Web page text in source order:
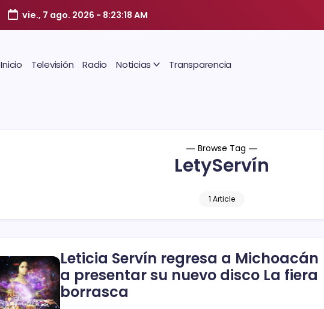
vie., 7 ago. 2026 - 8:23:18 AM
Inicio Televisión Radio Noticias Transparencia
Browse Tag
LetyServín
1 Article
Leticia Servín regresa a Michoacán
a presentar su nuevo disco La fiera
borrasca